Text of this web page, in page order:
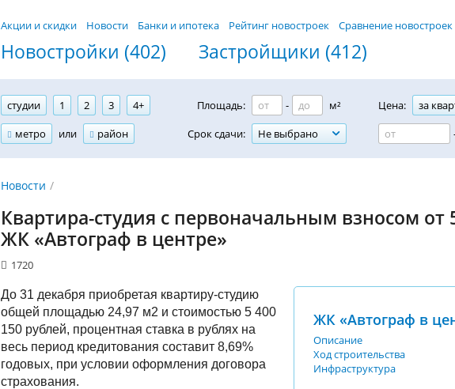
Акции и скидки Новости Банки и ипотека Рейтинг новостроек Сравнение новостроек
Новостройки (402) Застройщики (412)
студии 1 2 3
4+
метро
или район
Площадь: -
м²
Срок сдачи:
Не выбрано
Цена:
за
Новости
Квартира-студия с первоначальным взносом от
ЖК «Автограф в центре»
1720
ЖК «Автограф в
Описание
Ход строительства
Инфраструктура
До 31 декабря приобретая квартиру-студию
общей площадью 24,97 м2 и стоимостью 5 400
150 рублей, процентная ставка в рублях на
весь период кредитования составит 8,69%
годовых, при условии оформления договора
страхования.